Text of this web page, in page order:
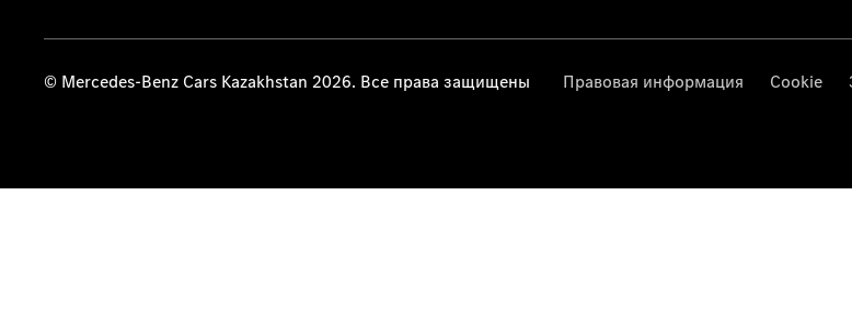
© Mercedes-Benz Cars Kazakhstan 2026. Все права защищены Правовая информация Cookie